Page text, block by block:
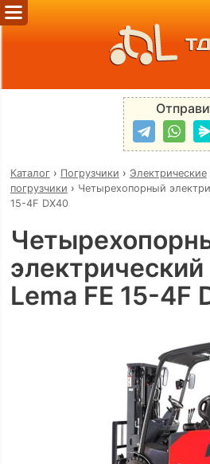
Каталог› Погрузчики › Электрические
погрузчики › Четырехопорный
15-4F DX40
электрический
Lema FE 15-4F